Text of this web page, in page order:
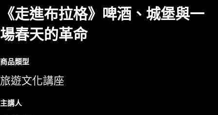
《走進布拉格》啤酒、城堡與一
場春天的革命
商品類型
旅遊文化講座
主講人